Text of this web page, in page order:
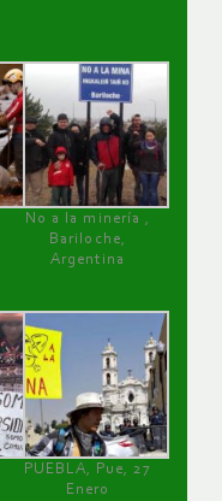
No a la minería ,
Bariloche,
Argentina
PUEBLA, Pue, 27
Enero